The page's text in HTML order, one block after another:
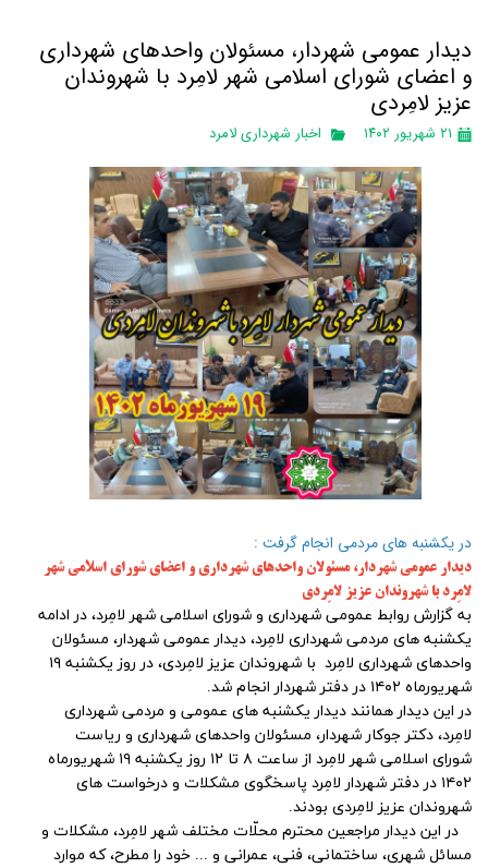
دیدار عمومی شهردار، مسئولان واحدهای شهرداری
و اعضای شورای اسلامی شهر لامِرد با شهروندان
عزیز لامِردی
۲۱ شهریور ۱۴۰۲ اخبار شهرداری لامرد
در یکشنبه های مردمی انجام گرفت :
دیدار عمومی شهردار، مسئولان واحدهای شهرداری و اعضای شورای اسلامی شهر
لامِرد با شهروندان عزیز لامِردی
به گزارش روابط عمومی شهرداری و شورای اسلامی شهر لامِرد، در ادامه
یکشنبه های مردمی شهرداری لامِرد، دیدار عمومی شهردار، مسئولان
واحدهای شهرداری لامِرد با شهروندان عزیز لامِردی، در روز یکشنبه ۱۹
شهریورماه ۱۴۰۲ در دفتر شهردار انجام شد.
در این دیدار همانند دیدار یکشنبه های عمومی و مردمی شهرداری
لامِرد، دکتر جوکار شهردار، مسئولان واحدهای شهرداری و ریاست
شورای اسلامی شهر لامِرد از ساعت ۸ تا ۱۲ روز یکشنبه ۱۹ شهریورماه
۱۴۰۲ در دفتر شهردار لامِرد پاسخگوی مشکلات و درخواست های
شهروندان عزیز لامِردی بودند.
در این دیدار مراجعین محترم محلّات مختلف شهر لامِرد، مشکلات و
مسائل شهری، ساختمانی، فنی، عمرانی و ... خود را مطرح، که موارد